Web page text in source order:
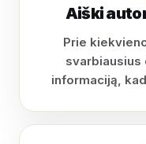
Aiški
Prie
svarbiausius
informaciją,